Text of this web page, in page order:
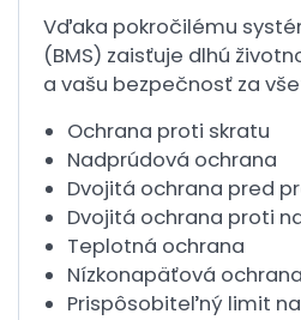
Vďaka pokročilému
(BMS) zaisťuje dlhú
a vašu bezpečnosť za
Ochrana proti skratu
Nadprúdová ochrana
Dvojitá ochrana pred
Dvojitá ochrana proti
Teplotná ochrana
Nízkonapäťová
Prispôsobiteľný limit